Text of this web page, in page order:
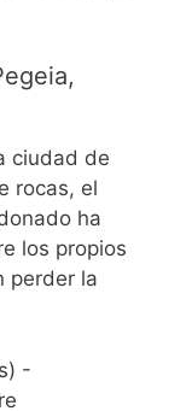
ciudad de
rocas, el
ha
los propios
perder la